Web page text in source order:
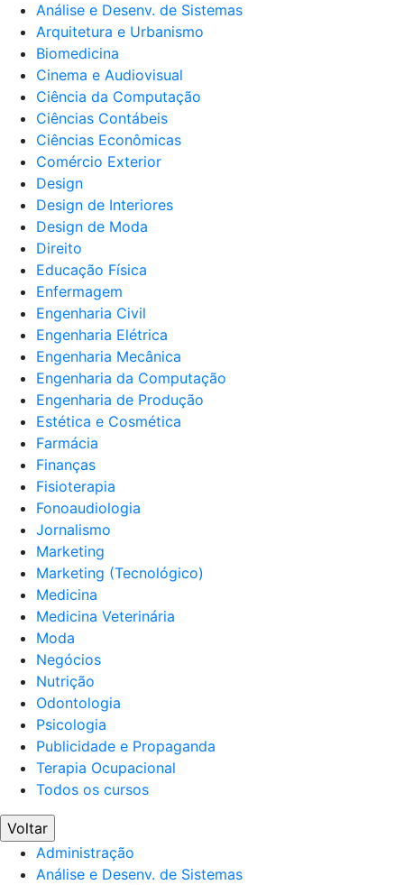
Análise e Desenv. de Sistemas
Arquitetura e Urbanismo
Biomedicina
Cinema e Audiovisual
Ciência da Computação
Ciências Contábeis
Ciências Econômicas
Comércio Exterior
Design
Design de Interiores
Design de Moda
Direito
Educação Física
Enfermagem
Engenharia Civil
Engenharia Elétrica
Engenharia Mecânica
Engenharia da Computação
Engenharia de Produção
Estética e Cosmética
Farmácia
Finanças
Fisioterapia
Fonoaudiologia
Jornalismo
Marketing
Marketing (Tecnológico)
Medicina
Medicina Veterinária
Moda
Negócios
Nutrição
Odontologia
Psicologia
Publicidade e Propaganda
Terapia Ocupacional
Todos os cursos
Voltar
Administração
Análise e Desenv. de Sistemas